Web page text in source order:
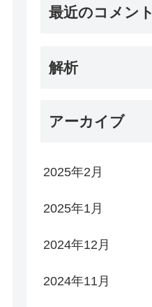
最近のコメント
解析
アーカイブ
2025年2月
2025年1月
2024年12月
2024年11月